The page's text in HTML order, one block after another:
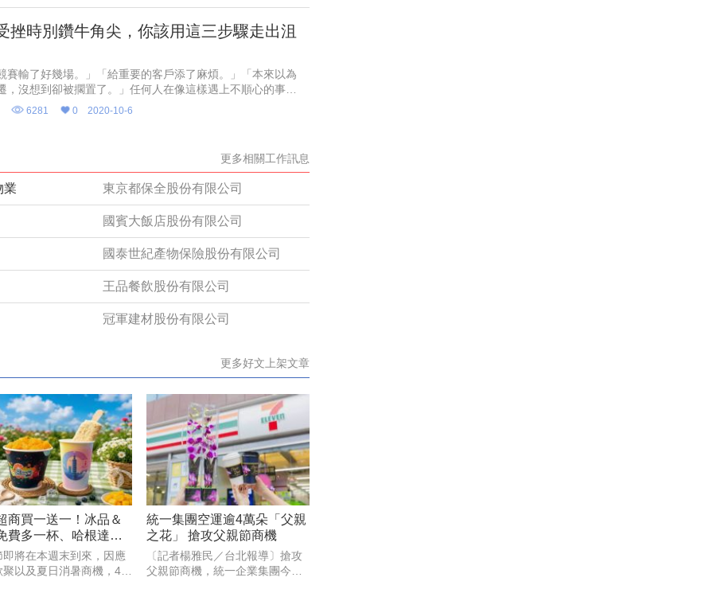
挫時別鑽牛角尖，你該用這三步驟走出沮
賽輸了好幾場。」「給重要的客戶添了麻煩。」「本來以為
，沒想到卻被擱置了。」任何人在像這樣遇上不順心的事情
感到沮喪，什麼也不想做。但是一旦陷入沮喪之中，一定要
6281 0 2020-10-6
更多相關工作訊息
業 東京都保全股份有限公司
國賓大飯店股份有限公司
國泰世紀產物保險股份有限公司
王品餐飲股份有限公司
冠軍建材股份有限公司
更多好文上架文章
商買一送一！冰品＆
費多一杯、哈根達斯
36必囤
即將在本週末到來，因應
以及夏日消暑商機，4大
統一集團空運逾4萬朵「父親
之花」 搶攻父親節商機
〔記者楊雅民／台北報導〕搶攻
父親節商機，統一企業集團今年